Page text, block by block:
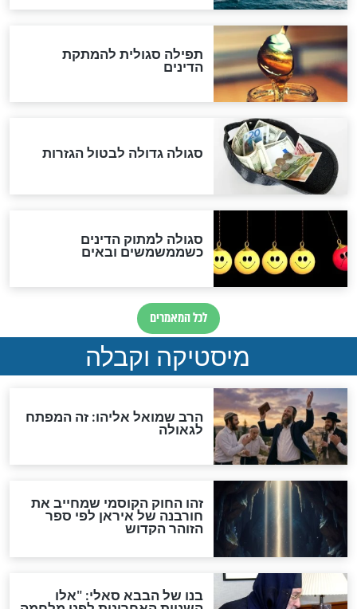
לכל המאמרים
אחרית הימים
האם אפשר לחשב את הקץ?
מה יהיה בימות המשיח?
"לפני הגאולה תהיה אפיקורסות
והכחשה גדולה מאוד של
האמונה"
האם לאחר בוא המשיח יהיה
אפשר לחזור בתשובה?
לכל המאמרים